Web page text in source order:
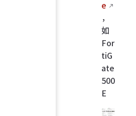
e
，
如
For
tiG
ate
500
E